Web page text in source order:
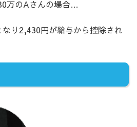
万のAさんの場合…
り2,430円が給与から控除され